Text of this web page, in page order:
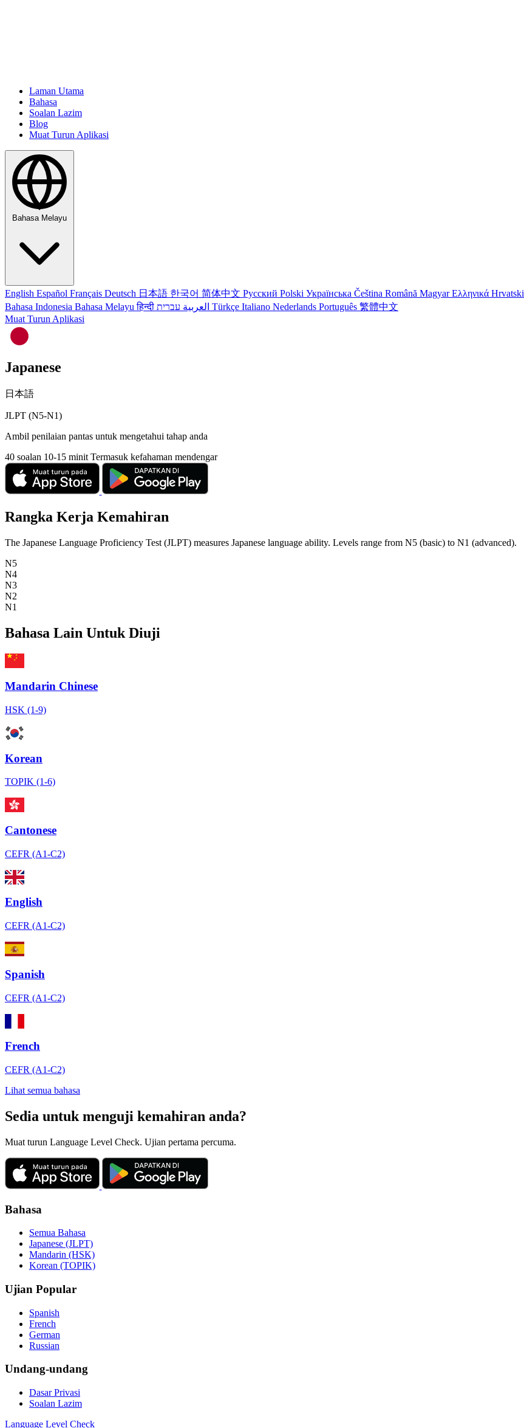
Laman Utama
Bahasa
Soalan Lazim
Blog
Muat Turun Aplikasi
Bahasa Melayu
English Español Français Deutsch 日本語 한국어 简体中文 Русский Polski Українська Čeština Română MagyarΕλληνικά Hrvatski
Bahasa Indonesia Bahasa Melayuहिन्दी العربية Türkçe Italiano Nederlands Português 繁體中文
Muat Turun Aplikasi
Japanese
日本語
JLPT (N5-N1)
Ambil penilaian pantas untuk mengetahui tahap anda
40 soalan 10-15 minit Termasuk kefahaman mendengar
Rangka Kerja Kemahiran
The Japanese Language Proficiency Test (JLPT) measures Japanese language ability. Levels range from N5 (basic) to N1 (advanced).
N5
N4
N3
N2
N1
Bahasa Lain Untuk Diuji
Mandarin Chinese
HSK (1-9)
Korean
TOPIK (1-6)
Cantonese
CEFR (A1-C2)
English
CEFR (A1-C2)
Spanish
CEFR (A1-C2)
French
CEFR (A1-C2)
Lihat semua bahasa
Sedia untuk menguji kemahiran anda?
Muat turun Language Level Check. Ujian pertama percuma.
Bahasa
Semua Bahasa
Japanese (JLPT)
Mandarin (HSK)
Korean (TOPIK)
Ujian Popular
Spanish
French
German
Russian
Undang-undang
Dasar Privasi
Soalan Lazim
Language Level Check